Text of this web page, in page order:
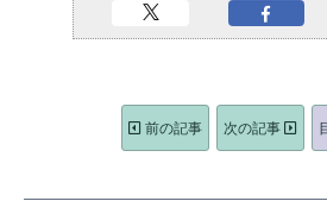
前の記事 次の記事